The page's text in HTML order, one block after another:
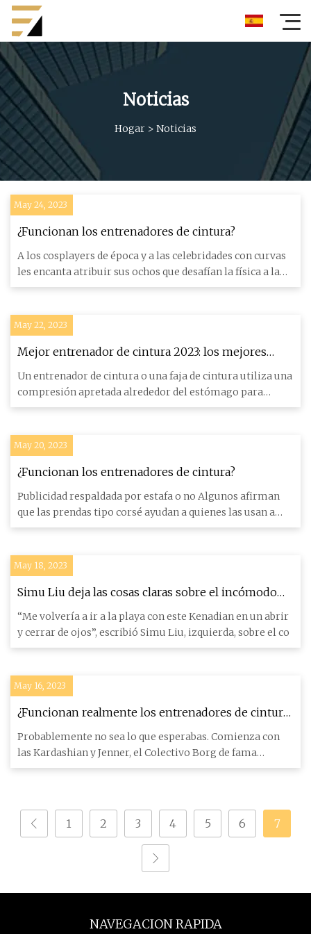
Noticias
Hogar > Noticias
May 24, 2023
¿Funcionan los entrenadores de cintura?
A los cosplayers de época y a las celebridades con curvas
les encanta atribuir sus ochos que desafían la física a la
ma
May 22, 2023
Mejor entrenador de cintura 2023: los mejores
entrenadores de cintura para cintura arrebatada
Un entrenador de cintura o una faja de cintura utiliza una
compresión apretada alrededor del estómago para
reducir el t
May 20, 2023
¿Funcionan los entrenadores de cintura?
Publicidad respaldada por estafa o no Algunos afirman
que las prendas tipo corsé ayudan a quienes las usan a
adelgazar
May 18, 2023
Simu Liu deja las cosas claras sobre el incómodo
momento de la alfombra roja con Ryan Gosling
“Me volvería a ir a la playa con este Kenadian en un abrir
y cerrar de ojos”, escribió Simu Liu, izquierda, sobre el co
May 16, 2023
¿Funcionan realmente los entrenadores de cintura
para hombres?
Probablemente no sea lo que esperabas. Comienza con
las Kardashian y Jenner, el Colectivo Borg de fama
inmerecida. Lo
1 2 3 4 5 6 7
NAVEGACION RAPIDA